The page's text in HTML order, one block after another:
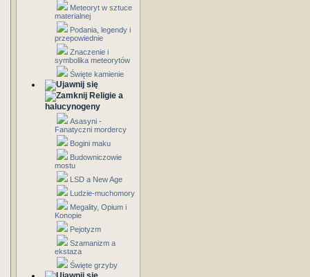
Meteoryt w sztuce
materialnej
Podania, legendy i
przepowiednie
Znaczenie i
symbolika meteorytów
Święte kamienie
Religie a
halucynogeny
Asasyni -
Fanatyczni mordercy
Bogini maku
Budowniczowie
mostu
LSD a New Age
Ludzie-muchomory
Megality, Opium i
Konopie
Pejotyzm
Szamanizm a
ekstaza
Święte grzyby